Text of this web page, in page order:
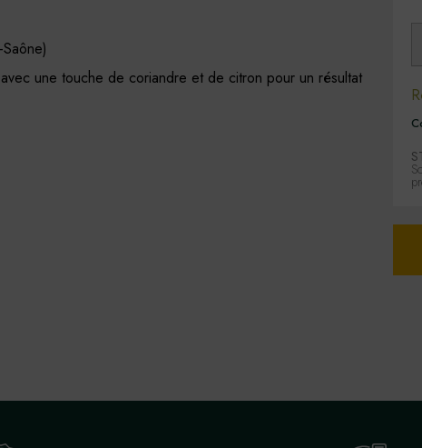
une touche de coriandre et de citron pour un résultat